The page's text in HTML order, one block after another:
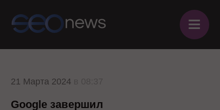
≡
21 Марта 2024
Google завершил